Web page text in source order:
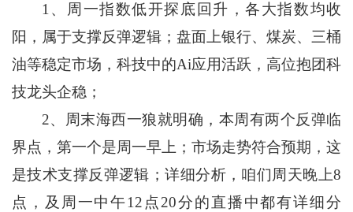
1、周一指数低开探底回升，各大指数均收
阳，属于支撑反弹逻辑；盘面上银行、煤炭、三桶
油等稳定市场，科技中的Ai应用活跃，高位抱团科
技龙头企稳；
2、周末海西一狼就明确，本周有两个反弹临
界点，第一个是周一早上；市场走势符合预期，这
是技术支撑反弹逻辑；详细分析，咱们周天晚上8
点，及周一中午12点20分的直播中都有详细分